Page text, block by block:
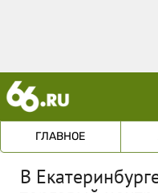
ГЛАВНОЕ
В